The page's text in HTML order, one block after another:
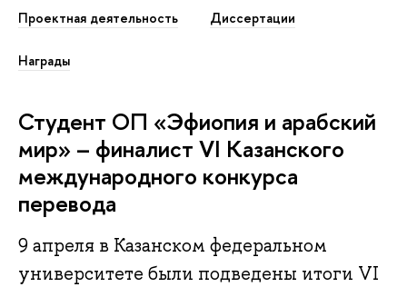
Проектная деятельность Диссертации
Награды
Студент ОП «Эфиопия и арабский
мир» – финалист VI Казанского
международного конкурса
перевода
9 апреля в Казанском федеральном
университете были подведены итоги VI